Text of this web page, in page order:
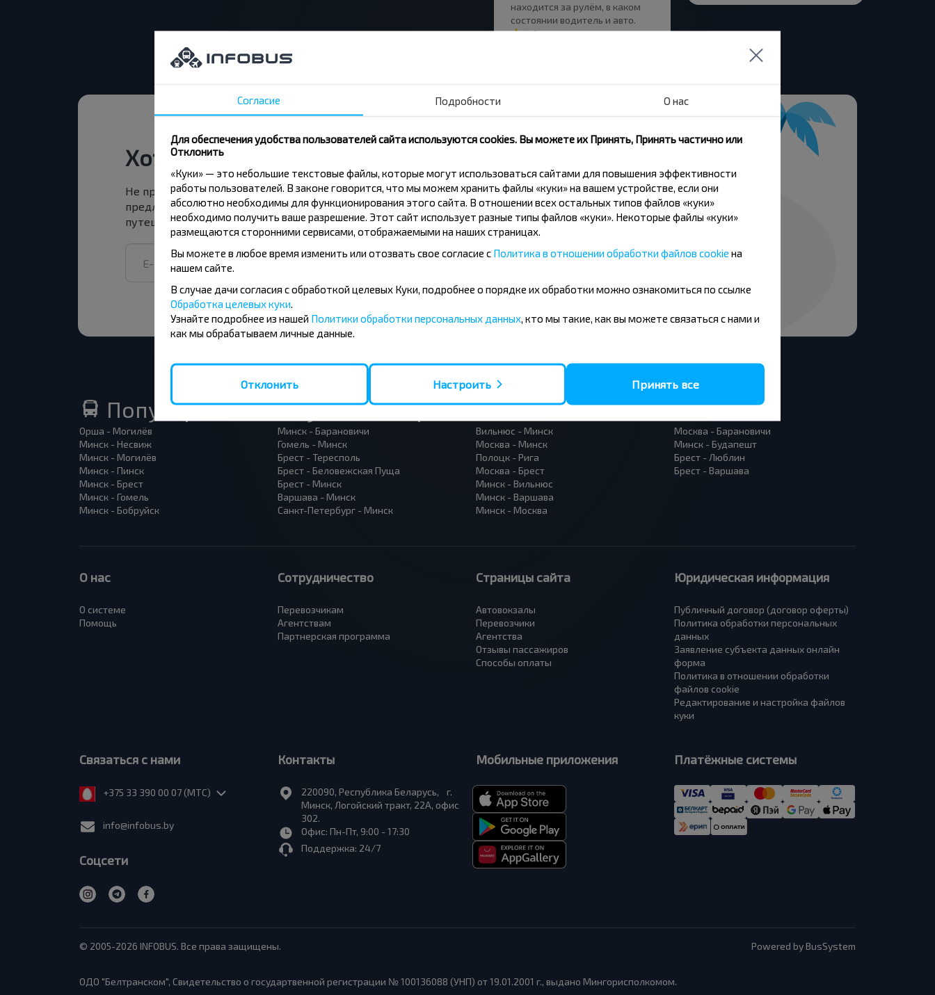
находится за рулём, в каком
состоянии водитель и авто.
4,0
Хотите путешествовать дешевле?
Не пропусти специальные акции, скидки и другие интересные
предложения INFOBUS. Подпишись на получение новостей и
путешествуй с нами дешевле!
Популярные автобусные направления
Орша - Могилёв
Минск - Несвиж
Минск - Могилёв
Минск - Пинск
Минск - Брест
Минск - Гомель
Минск - Бобруйск
Минск - Барановичи
Гомель - Минск
Брест - Тересполь
Брест - Беловежская Пуща
Брест - Минск
Варшава - Минск
Санкт-Петербург - Минск
Вильнюс - Минск
Москва - Минск
Полоцк - Рига
Москва - Брест
Минск - Вильнюс
Минск - Варшава
Минск - Москва
Москва - Барановичи
Минск - Будапешт
Брест - Люблин
Брест - Варшава
О нас
О системе
Помощь
Сотрудничество
Перевозчикам
Агентствам
Партнерская программа
Страницы сайта
Автовокзалы
Перевозчики
Агентства
Отзывы пассажиров
Способы оплаты
Юридическая информация
Публичный договор (договор оферты)
Политика обработки персональных
данных
Заявление субъекта данных онлайн
форма
Политика в отношении обработки
файлов cookie
Редактирование и настройка файлов
куки
Связаться с нами
+375 33 390 00 07 (МТС)
info@infobus.by
Соцсети
Контакты
220090, Республика Беларусь, г.
Минск, Логойский тракт, 22А, офис
302.
Офис: Пн-Пт, 9:00 - 17:30
Поддержка: 24/7
Мобильные приложения Платёжные системы
© 2005-2026 INFOBUS. Все права защищены. Powered by BusSystem
ОДО "Белтранском", Свидетельство о государтвенной регистрации № 100136088 (УНП) от 19.01.2001 г., выдано Мингорисполкомом.
Согласие Подробности О нас
Для обеспечения удобства пользователей сайта используются cookies. Вы можете их Принять, Принять частично или
Отклонить
«Куки» — это небольшие текстовые файлы, которые могут использоваться сайтами для повышения эффективности
работы пользователей. В законе говорится, что мы можем хранить файлы «куки» на вашем устройстве, если они
абсолютно необходимы для функционирования этого сайта. В отношении всех остальных типов файлов «куки»
необходимо получить ваше разрешение. Этот сайт использует разные типы файлов «куки». Некоторые файлы «куки»
размещаются сторонними сервисами, отображаемыми на наших страницах.
Вы можете в любое время изменить или отозвать свое согласие с Политика в отношении обработки файлов cookie на
нашем сайте.
В случае дачи согласия с обработкой целевых Куки, подробнее о порядке их обработки можно ознакомиться по ссылке
Обработка целевых куки
Узнайте подробнее из нашей Политики обработки персональных данных , кто мы такие, как вы можете связаться с нами и
как мы обрабатываем личные данные.
Отклонить Настроить Принять все